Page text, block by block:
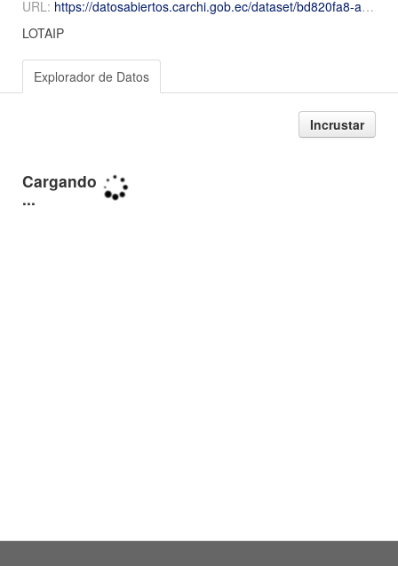
URL: https://datosabiertos.carchi.gob.ec/dataset/bd820fa8-a67a-462a-a48f-a7362ed22b04/resource/62e58a5f-bc9e-43a8-aa10-2b7f7bca8ebe/download/2025-Febrero-Numeral-13-13-viaticos-informes-de-trabajo-y-justificativos-de-movilizacion-febrero-MD.
LOTAIP
Explorador de Datos
Incrustar